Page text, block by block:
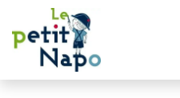
Se rendre au